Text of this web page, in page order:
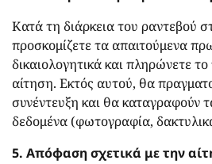
Κατά τη διάρκεια του ραντεβού
προσκομίζετε τα απαιτούμενα
δικαιολογητικά και πληρώνετε
αίτηση. Εκτός αυτού, θα
συνέντευξη και θα καταγραφούν
δεδομένα (φωτογραφία,
5. Απόφαση σχετικά με την